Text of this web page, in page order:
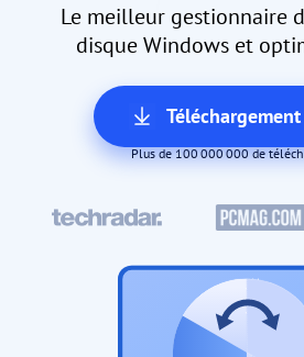
Le meilleur gestionnaire
disque Windows et
Plus de 100 000 000 de